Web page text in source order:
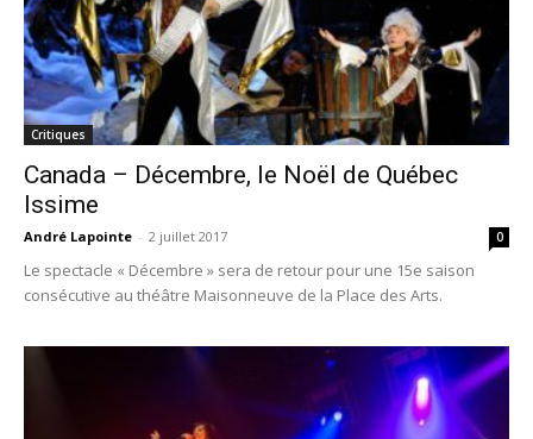
Critiques
Canada – Décembre, le Noël de Québec
Issime
André Lapointe - 2 juillet 2017 0
Le spectacle « Décembre » sera de retour pour une 15e saison
consécutive au théâtre Maisonneuve de la Place des Arts.